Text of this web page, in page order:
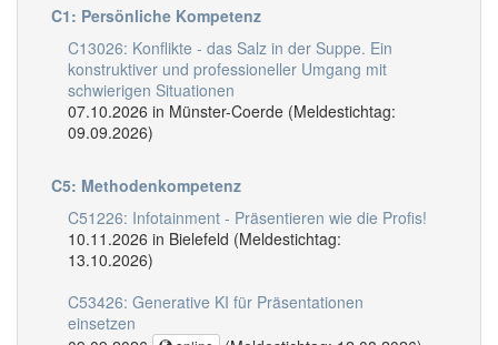
C1: Persönliche Kompetenz
C13026: Konflikte - das Salz in der Suppe. Ein
konstruktiver und professioneller Umgang mit
schwierigen Situationen
07.10.2026 in Münster-Coerde (Meldestichtag:
09.09.2026)
C5: Methodenkompetenz
C51226: Infotainment - Präsentieren wie die Profis!
10.11.2026 in Bielefeld (Meldestichtag:
13.10.2026)
C53426: Generative KI für Präsentationen
einsetzen